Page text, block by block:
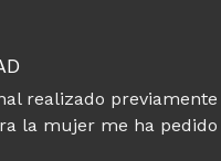
realizado
la mujer me ha